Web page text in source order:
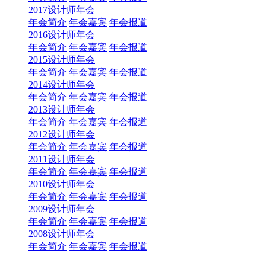
2017设计师年会
年会简介 年会嘉宾 年会报道
2016设计师年会
年会简介 年会嘉宾 年会报道
2015设计师年会
年会简介 年会嘉宾 年会报道
2014设计师年会
年会简介 年会嘉宾 年会报道
2013设计师年会
年会简介 年会嘉宾 年会报道
2012设计师年会
年会简介 年会嘉宾 年会报道
2011设计师年会
年会简介 年会嘉宾 年会报道
2010设计师年会
年会简介 年会嘉宾 年会报道
2009设计师年会
年会简介 年会嘉宾 年会报道
2008设计师年会
年会简介 年会嘉宾 年会报道